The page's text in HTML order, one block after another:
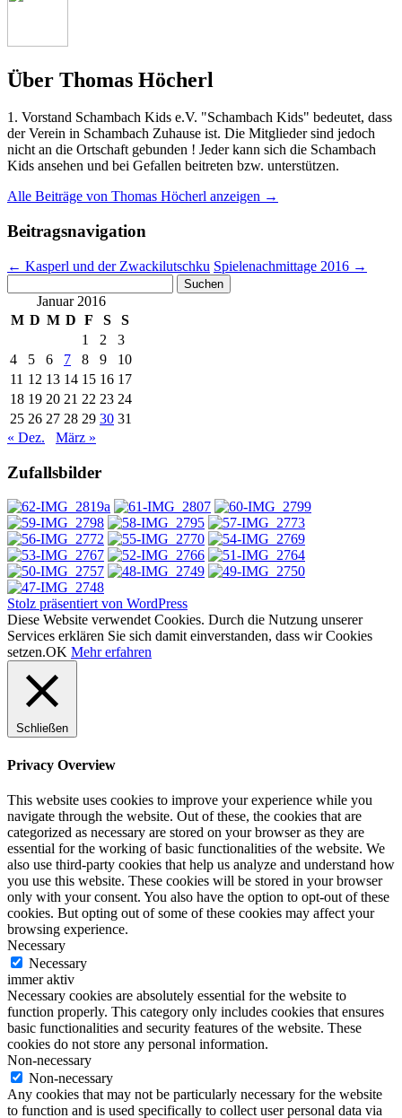
Über Thomas Höcherl
1. Vorstand Schambach Kids e.V. "Schambach Kids" bedeutet, dass
der Verein in Schambach Zuhause ist. Die Mitglieder sind jedoch
nicht an die Ortschaft gebunden ! Jeder kann sich die Schambach
Kids ansehen und bei Gefallen beitreten bzw. unterstützen.
Alle Beiträge von Thomas Höcherl anzeigen →
Beitragsnavigation
← Kasperl und der Zwackilutschku Spielenachmittage 2016 →
nach:Januar 2016
M D M D F S
S
1
2
3
4
5 6 7 8 9
10
11 12 13 14 15 16 17
18 19 20 21 22 23 24
25 26 27 28 29 30 31
« Dez.
März »
Zufallsbilder
Stolz präsentiert von WordPress
Diese Website verwendet Cookies. Durch die Nutzung unserer
Services erklären Sie sich damit einverstanden, dass wir Cookies
setzen.OK Mehr erfahren
Schließen
Privacy Overview
This website uses cookies to improve your experience while you
navigate through the website. Out of these, the cookies that are
categorized as necessary are stored on your browser as they are
essential for the working of basic functionalities of the website. We
also use third-party cookies that help us analyze and understand how
you use this website. These cookies will be stored in your browser
only with your consent. You also have the option to opt-out of these
cookies. But opting out of some of these cookies may affect your
browsing experience.
Necessary
Necessary
immer aktiv
Necessary cookies are absolutely essential for the website to
function properly. This category only includes cookies that ensures
basic functionalities and security features of the website. These
cookies do not store any personal information.
Non-necessary
Non-necessary
Any cookies that may not be particularly necessary for the website
to function and is used specifically to collect user personal data via